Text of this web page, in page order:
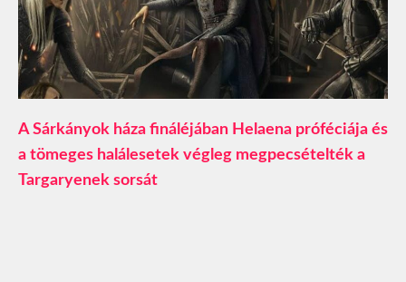
A Sárkányok háza fináléjában Helaena próféciája és
a tömeges halálesetek végleg megpecsételték a
Targaryenek sorsát